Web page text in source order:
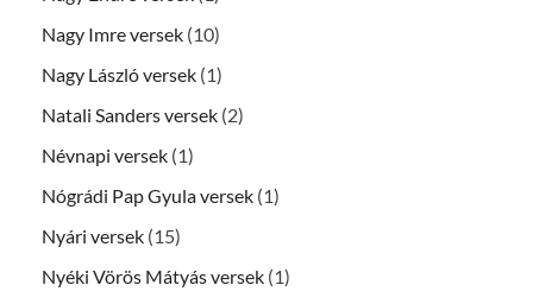
Nagy Imre versek (10)
Nagy László versek (1)
Natali Sanders versek (2)
Névnapi versek (1)
Nógrádi Pap Gyula versek (1)
Nyári versek (15)
Nyéki Vörös Mátyás versek (1)